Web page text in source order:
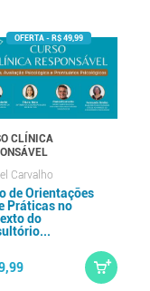
CLÍNICA
Carvalho
de Orientações
Práticas no
do